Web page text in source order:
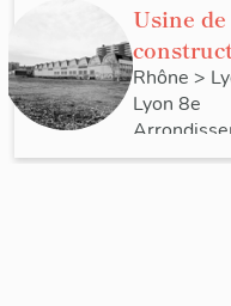
Usine de
Paris-
Rhône >
Lyon 8e